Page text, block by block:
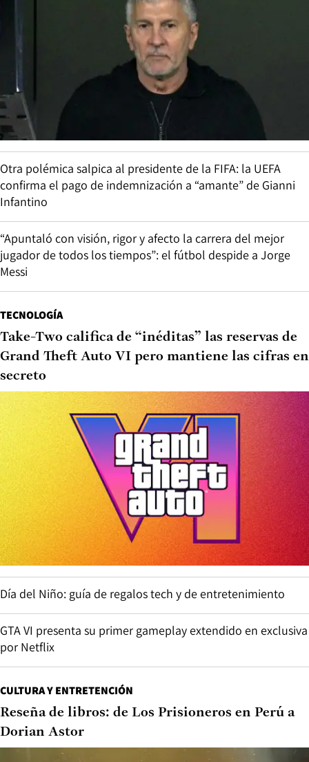
Otra polémica salpica al presidente de la FIFA: la UEFA
confirma el pago de indemnización a “amante” de Gianni
Infantino
“Apuntaló con visión, rigor y afecto la carrera del mejor
jugador de todos los tiempos”: el fútbol despide a Jorge
Messi
TECNOLOGÍA
Take-Two califica de “inéditas” las reservas de
Grand Theft Auto VI pero mantiene las cifras en
secreto
Día del Niño: guía de regalos tech y de entretenimiento
GTA VI presenta su primer gameplay extendido en exclusiva
por Netflix
CULTURA Y ENTRETENCIÓN
Reseña de libros: de Los Prisioneros en Perú a
Dorian Astor